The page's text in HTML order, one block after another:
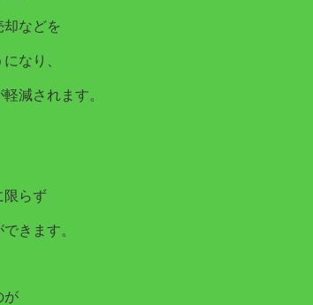
などを
なり、
減されます。
限らず
きます。
が